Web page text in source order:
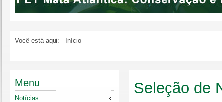
Você está aqui: Início
Seleção de
Menu
Notícias